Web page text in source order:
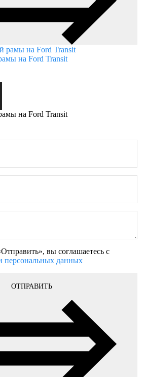
на Ford Transit
на Ford Transit
вы соглашаетесь с
персональных данных
ОТПРАВИТЬ